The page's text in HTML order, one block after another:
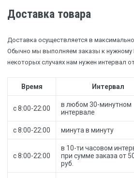
Доставка товара
Доставка осуществляется в
Обычно мы выполняем заказы к нужному
некоторых случаях нам нужен интервал
Время Интервал
с 8:00-22:00
в любом 30-минутном
интервале
с 8:00-22:00 минута в минуту
с 8:00-22:00
в 10-ти часовом
при сумме заказа от
руб.